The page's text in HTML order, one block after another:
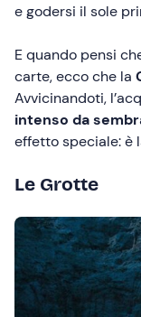
e godersi il sole
E quando pensi
carte, ecco che la
Avvicinandoti,
intenso da
effetto speciale: è
Le Grotte